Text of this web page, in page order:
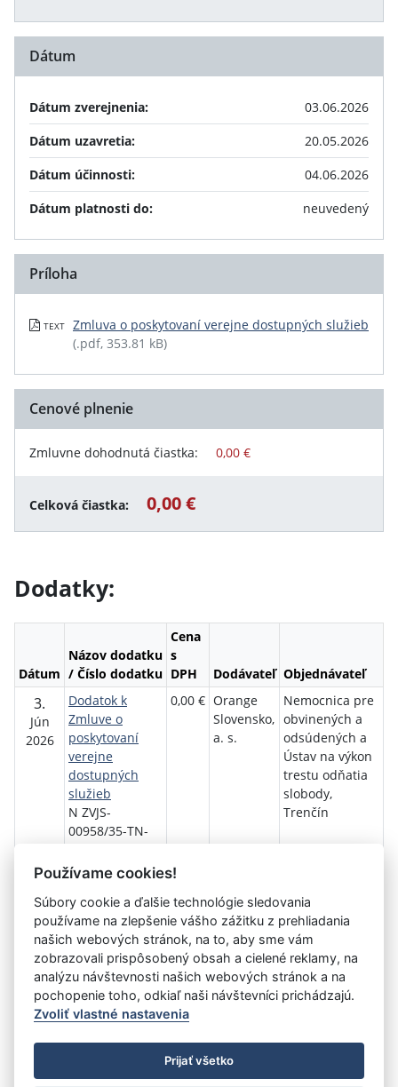
Dátum
Dátum zverejnenia:
03.06.2026
Dátum uzavretia:
20.05.2026
Dátum účinnosti:
04.06.2026
Dátum platnosti do:
neuvedený
Príloha
TEXT
Zmluva o poskytovaní verejne dostupných služieb
(.pdf, 353.81 kB)
Cenové plnenie
Zmluvne dohodnutá čiastka: 0,00 €
Celková čiastka: 0,00 €
Dodatky:
Dátum
Názov dodatku
/ Číslo dodatku
Cena
s
DPH
Dodávateľ Objednávateľ
3.
Jún
2026
Dodatok k
Zmluve o
poskytovaní
verejne
dostupných
služieb
N ZVJS-
00958/35-TN-
0,00 € Orange
Slovensko,
a. s.
Nemocnica pre
obvinených a
odsúdených a
Ústav na výkon
trestu odňatia
slobody,
Trenčín
Vystavil:Nemocnica pre obvinených a odsúdených a
Ústav na výkon trestu odňatia slobody, Trenčín
Úrad vlády SR
- Všetky práva vyhradené
Prehlásenie o prístupnosti
Zmluvy do 31.12.2010
Nastavenia cookies
Používame cookies!
Súbory cookie a ďalšie technológie sledovania
používame na zlepšenie vášho zážitku z prehliadania
našich webových stránok, na to, aby sme vám
zobrazovali prispôsobený obsah a cielené reklamy, na
analýzu návštevnosti našich webových stránok a na
pochopenie toho, odkiaľ naši návštevníci prichádzajú.
Zvoliť vlastné nastavenia
Prijať všetko